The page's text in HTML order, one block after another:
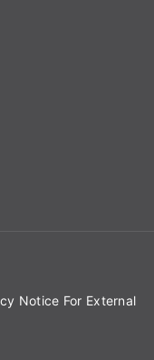
Notice For External